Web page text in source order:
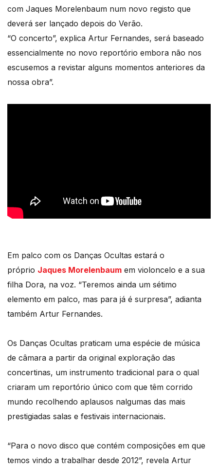
com Jaques Morelenbaum num novo registo que
deverá ser lançado depois do Verão.
“O concerto”, explica Artur Fernandes, será baseado
essencialmente no novo reportório embora não nos
escusemos a revistar alguns momentos anteriores da
nossa obra”.
Em palco com os Danças Ocultas estará o
próprio Jaques Morelenbaum em violoncelo e a sua
filha Dora, na voz. “Teremos ainda um sétimo
elemento em palco, mas para já é surpresa”, adianta
também Artur Fernandes.
Os Danças Ocultas praticam uma espécie de música
de câmara a partir da original exploração das
concertinas, um instrumento tradicional para o qual
criaram um reportório único com que têm corrido
mundo recolhendo aplausos nalgumas das mais
prestigiadas salas e festivais internacionais.
“Para o novo disco que contém composições em que
temos vindo a trabalhar desde 2012”, revela Artur